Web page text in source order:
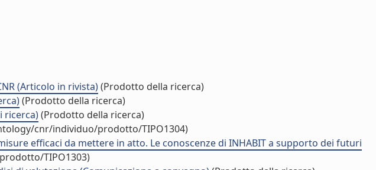
(Articolo in rivista)(Prodotto della ricerca)
(Prodotto della ricerca)
ricerca)(Prodotto della ricerca)
cnr/individuo/prodotto/TIPO1304)
efficaci da mettere in atto. Le conoscenze di INHABIT a supporto dei futuri
TIPO1303)